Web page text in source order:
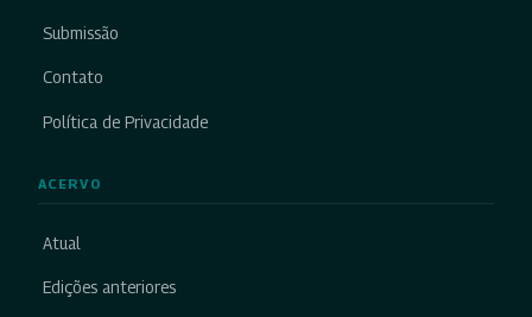
Submissão
Contato
Política de Privacidade
ACERVO
Atual
Edições anteriores